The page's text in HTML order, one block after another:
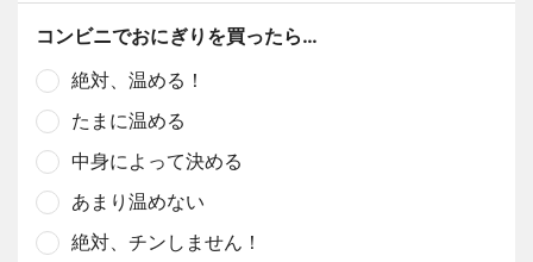
コンビニでおにぎりを買ったら…
絶対、温める！
たまに温める
中身によって決める
あまり温めない
絶対、チンしません！